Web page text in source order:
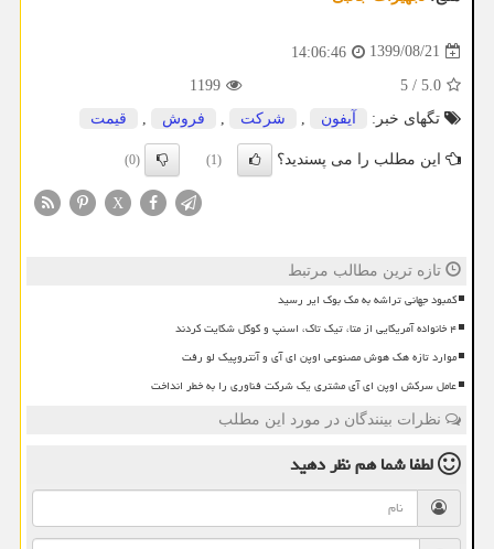
1399/08/21
14:06:46
5.0
/
5
1199
تگهای خبر:
آیفون شركت فروش قیمت
این مطلب را می پسندید؟ (1)
(0)
X
تازه ترین مطالب مرتبط
کمبود جهانی تراشه به مک بوک ایر رسید
۴ خانواده آمریکایی از متا، تیک تاک، اسنپ و گوگل شکایت کردند
موارد تازه هک هوش مصنوعی اوپن ای آی و آنتروپیک لو رفت
عامل سرکش اوپن ای آی مشتری یک شرکت فناوری را به خطر انداخت
نظرات بینندگان در مورد این مطلب
لطفا شما همنظر دهید